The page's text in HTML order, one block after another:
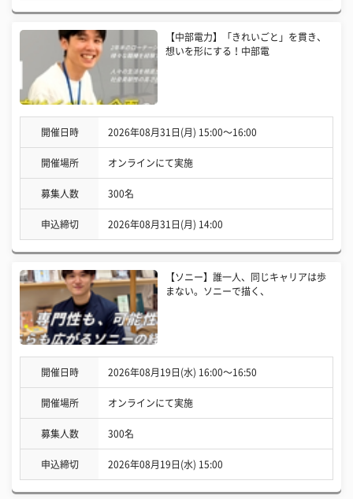
【中部電力】「きれいごと」を貫き、
想いを形にする！中部電
開催日時 2026年08月31日(月) 15:00〜16:00
開催場所 オンラインにて実施
募集人数 300名
申込締切 2026年08月31日(月) 14:00
【ソニー】誰一人、同じキャリアは歩
まない。ソニーで描く、
開催日時 2026年08月19日(水) 16:00〜16:50
開催場所 オンラインにて実施
募集人数 300名
申込締切 2026年08月19日(水) 15:00